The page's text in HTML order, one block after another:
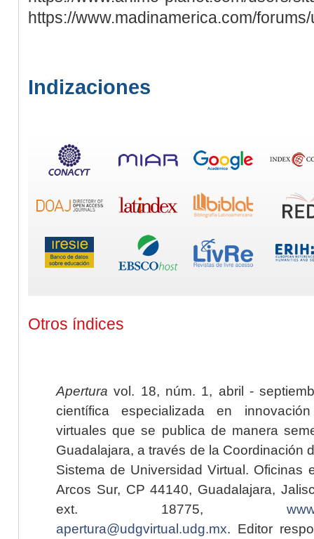
https://www.madinamerica.com/
Indizaciones
Otros índices
Apertura vol. 18, núm. 1, abril -
científica especializada en
virtuales que se publica de manera
Guadalajara, a través de la Coordinación
Sistema de Universidad Virtual. Oficinas
Arcos Sur, CP 44140, Guadalajara,
ext. 18775,
apertura@udgvirtual.udg.mx. Editor